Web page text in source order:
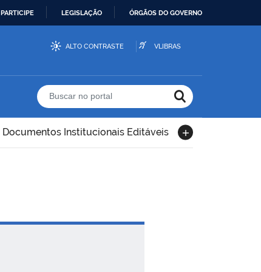
PARTICIPE LEGISLAÇÃO ÓRGÃOS DO GOVERNO
ALTO CONTRASTE VLIBRAS
Buscar no portal
Documentos Institucionais Editáveis